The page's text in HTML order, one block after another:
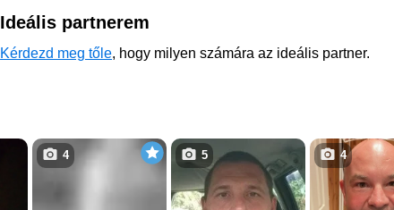
Ideális partnerem
Kérdezd meg tőle, hogy milyen számára az ideális partner.
4 5 4